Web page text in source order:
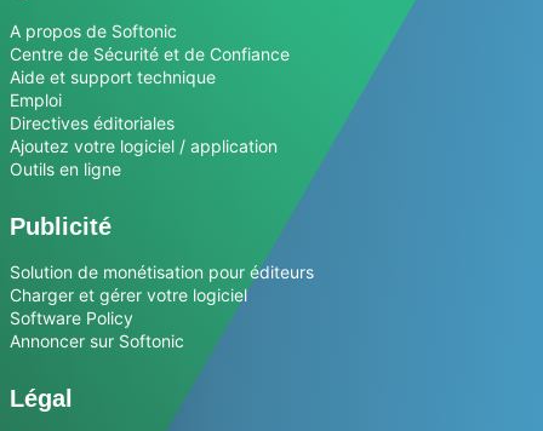
A propos de Softonic
Centre de Sécurité et de Confiance
Aide et support technique
Emploi
Directives éditoriales
Ajoutez votre logiciel / application
Outils en ligne
Publicité
Solution de monétisation pour éditeurs
Charger et gérer votre logiciel
Software Policy
Annoncer sur Softonic
Légal